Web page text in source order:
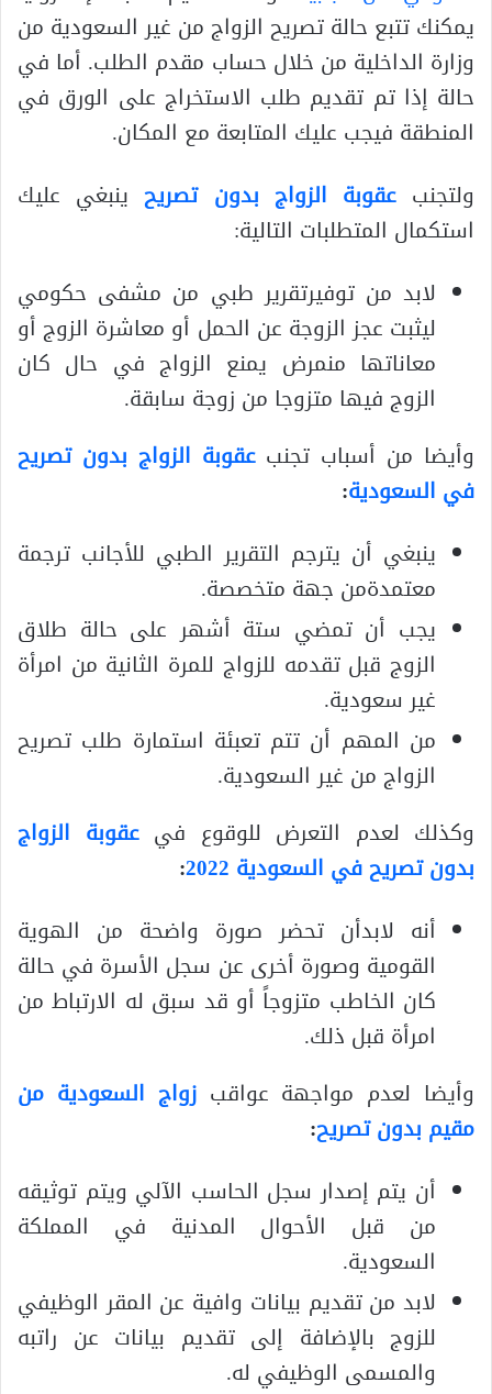
يمكنك تتبع حالة تصريح الزواج من غير السعودية من
وزارة الداخلية من خلال حساب مقدم الطلب. أما في
حالة إذا تم تقديم طلب الاستخراج على الورق في
المنطقة فيجب عليك المتابعة مع المكان.
ولتجنبعقوبة الزواج بدون تصريحينبغي عليك
استكمال المتطلبات التالية:
لابد من توفيرتقرير طبي من مشفى حكومي
ليثبت عجز الزوجة عن الحمل أو معاشرة الزوج أو
معاناتها منمرض يمنع الزواج في حال كان
الزوج فيها متزوجا من زوجة سابقة.
وأيضا من أسباب تجنبعقوبة الزواج بدون تصريح
في السعودية:
ينبغي أن يترجم التقرير الطبي للأجانب ترجمة
معتمدةمن جهة متخصصة.
يجب أن تمضي ستة أشهر على حالة طلاق
الزوج قبل تقدمه للزواج للمرة الثانية من امرأة
غير سعودية.
من المهم أن تتم تعبئة استمارة طلب تصريح
الزواج من غير السعودية.
وكذلك لعدم التعرض للوقوع فيعقوبة الزواج
بدون تصريح في السعودية 2022
:
أنه لابدأن تحضر صورة واضحة من الهوية
القومية وصورة أخرى عن سجل الأسرة في حالة
كان الخاطب متزوجاً أو قد سبق له الارتباط من
امرأة قبل ذلك.
وأيضا لعدم مواجهة عواقبزواج السعودية من
مقيم بدون تصريح:
أن يتم إصدار سجل الحاسب الآلي ويتم توثيقه
من قبل الأحوال المدنية في المملكة
السعودية.
لابد من تقديم بيانات وافية عن المقر الوظيفي
للزوج بالإضافة إلى تقديم بيانات عن راتبه
والمسمى الوظيفي له.